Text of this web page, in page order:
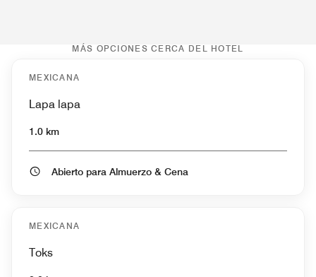
MÁS OPCIONES CERCA DEL HOTEL
MEXICANA
Lapa lapa
1.0 km
Abierto para Almuerzo & Cena
MEXICANA
Toks